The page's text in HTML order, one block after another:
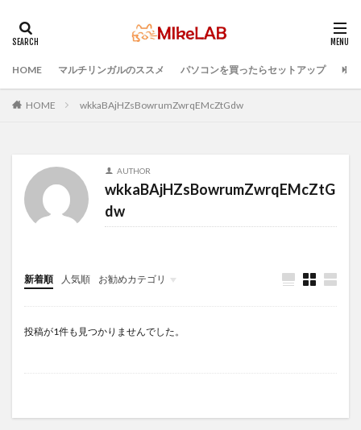
HOME マルチリンガルのススメ パソコンを買ったらセットアップ プ
HOME wkkaBAjHZsBowrumZwrqEMcZtGdw
AUTHOR
wkkaBAjHZsBowrumZwrqEMcZtG
dw
新着順 人気順 お勧めカテゴリ
Infomation
投稿が1件も見つかりませんでした。
タグ
どれがいい 選ぶ PCセットアップ
PC準備
プログラミング準備
インストール